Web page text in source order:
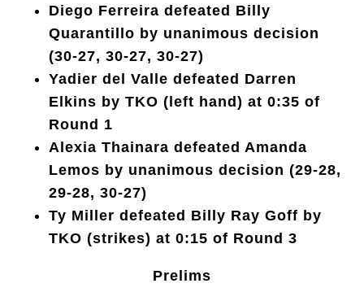
Diego Ferreira defeated Billy
Quarantillo by unanimous decision
(30-27, 30-27, 30-27)
Yadier del Valle defeated Darren
Elkins by TKO (left hand) at 0:35 of
Round 1
Alexia Thainara defeated Amanda
Lemos by unanimous decision (29-28,
29-28, 30-27)
Ty Miller defeated Billy Ray Goff by
TKO (strikes) at 0:15 of Round 3
Prelims